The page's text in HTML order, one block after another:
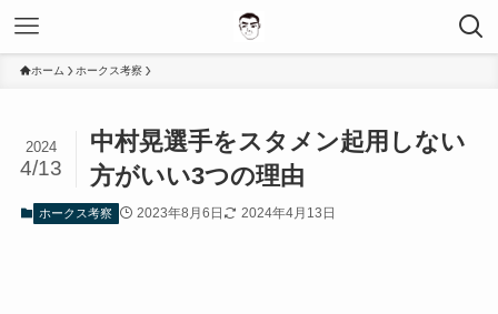
ホーム ホークス考察
中村晃選手をスタメン起用しない
方がいい3つの理由
2024
4/13
ホークス考察 2023年8月6日 2024年4月13日